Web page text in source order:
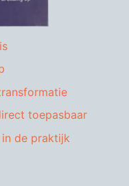
toepasbaar
in de praktijk